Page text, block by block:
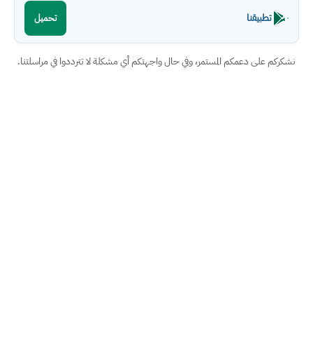
تطبيقنا تحميل
نشكركم على دعمكم المستمر، وفي حال واجهتكم أي مشكلة لا تترددوا في مراسلتنا.